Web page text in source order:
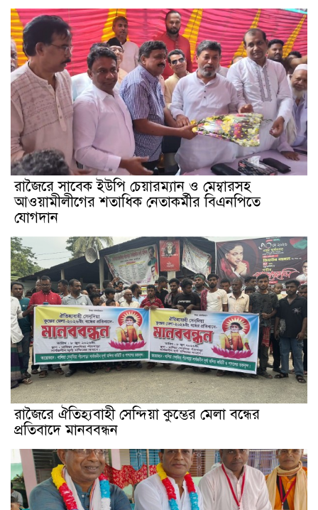
রাজৈরে সাবেক ইউপি চেয়ারম্যান ও মেম্বারসহ
আওয়ামীলীগের শতাধিক নেতাকর্মীর বিএনপিতে
যোগদান
রাজৈরে ঐতিহ্যবাহী সেন্দিয়া কুম্ভের মেলা বন্ধের
প্রতিবাদে মানববন্ধন